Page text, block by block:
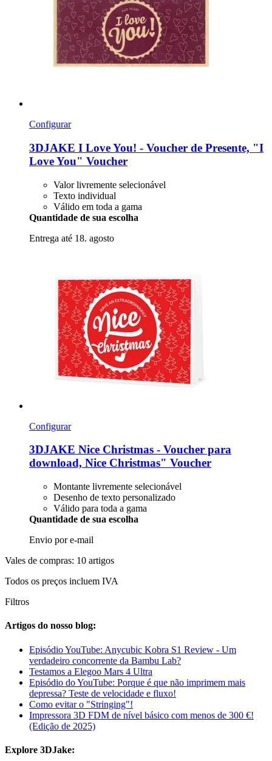
Configurar
3DJAKE I Love You! -​ Voucher de Presente, "I
Love You" Voucher
Valor livremente selecionável
Texto individual
Válido em toda a gama
Quantidade de sua escolha
Entrega até 18. agosto
Configurar
3DJAKE Nice Christmas -​ Voucher para
download, Nice Christmas" Voucher
Montante livremente selecionável
Desenho de texto personalizado
Válido para toda a gama
Quantidade de sua escolha
Envio por e-mail
Vales de compras: 10 artigos
Todos os preços incluem IVA
Filtros
Artigos do nosso blog:
Episódio YouTube: Anycubic Kobra S1 Review - Um
verdadeiro concorrente da Bambu Lab?
Testamos a Elegoo Mars 4 Ultra
Episódio do YouTube: Porque é que não imprimem mais
depressa? Teste de velocidade e fluxo!
Como evitar o "Stringing"!
Impressora 3D FDM de nível básico com menos de 300 €!
(Edição de 2025)
Explore 3DJake: